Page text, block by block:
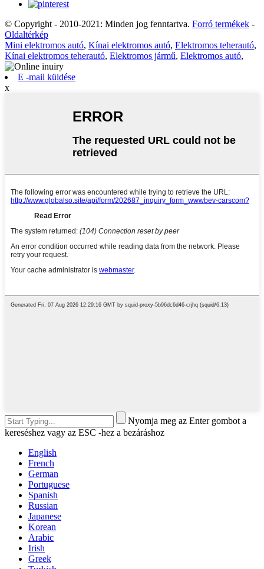
© Copyright - 2010-2021: Minden jog fenntartva. Forró termékek -
Oldaltérkép
Mini elektromos autó, Kínai elektromos autó, Elektromos teherautó,
Kínai elektromos teherautó, Elektromos jármű, Elektromos autó,
E -mail küldése
x
Nyomja meg az Enter gombot a
kereséshez vagy az ESC -hez a bezáráshoz
English
French
German
Portuguese
Spanish
Russian
Japanese
Korean
Arabic
Irish
Greek